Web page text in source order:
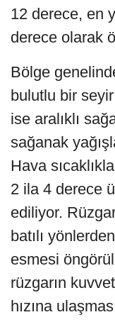
12 derece, en
derece olarak
Bölge
bulutlu bir
ise aralıklı
sağanak
Hava
2 ila 4 derece
ediliyor.
batılı
esmesi
rüzgarın
hızına